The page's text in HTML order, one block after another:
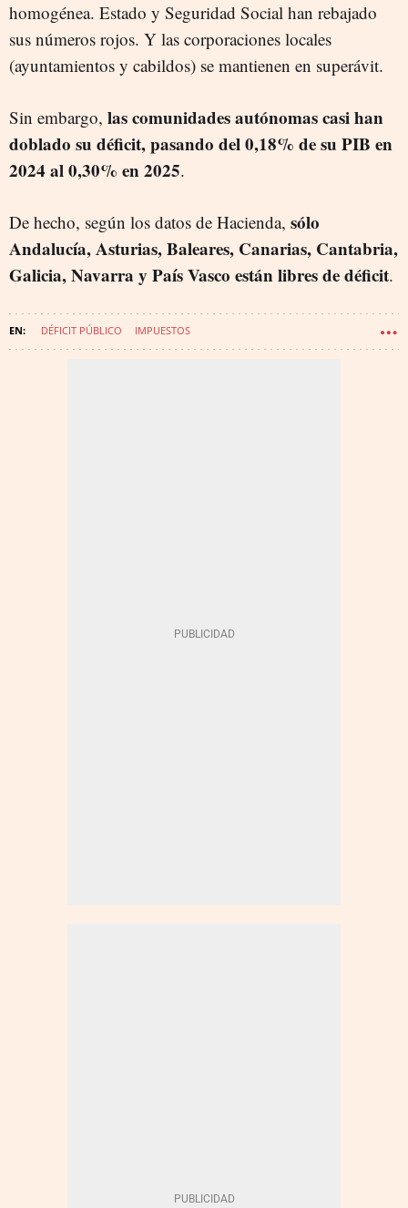
homogénea. Estado y Seguridad Social han rebajado
sus números rojos. Y las corporaciones locales
(ayuntamientos y cabildos) se mantienen en superávit.
Sin embargo, las comunidades autónomas casi han
doblado su déficit, pasando del 0,18% de su PIB en
2024 al 0,30% en 2025.
De hecho, según los datos de Hacienda, sólo
Andalucía, Asturias, Baleares, Canarias, Cantabria,
Galicia, Navarra y País Vasco están libres de déficit.
DÉFICIT PÚBLICO IMPUESTOS